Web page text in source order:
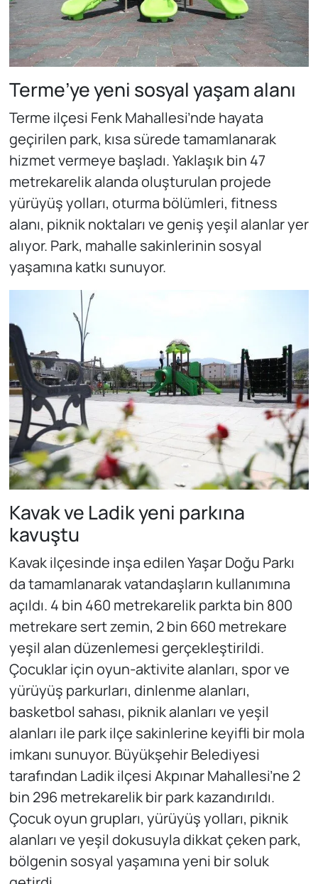
Terme’ye yeni sosyal yaşam alanı
Terme ilçesi Fenk Mahallesi’nde hayata
geçirilen park, kısa sürede tamamlanarak
hizmet vermeye başladı. Yaklaşık bin 47
metrekarelik alanda oluşturulan projede
yürüyüş yolları, oturma bölümleri, fitness
alanı, piknik noktaları ve geniş yeşil alanlar yer
alıyor. Park, mahalle sakinlerinin sosyal
yaşamına katkı sunuyor.
Kavak ve Ladik yeni parkına
kavuştu
Kavak ilçesinde inşa edilen Yaşar Doğu Parkı
da tamamlanarak vatandaşların kullanımına
açıldı. 4 bin 460 metrekarelik parkta bin 800
metrekare sert zemin, 2 bin 660 metrekare
yeşil alan düzenlemesi gerçekleştirildi.
Çocuklar için oyun-aktivite alanları, spor ve
yürüyüş parkurları, dinlenme alanları,
basketbol sahası, piknik alanları ve yeşil
alanları ile park ilçe sakinlerine keyifli bir mola
imkanı sunuyor. Büyükşehir Belediyesi
tarafından Ladik ilçesi Akpınar Mahallesi’ne 2
bin 296 metrekarelik bir park kazandırıldı.
Çocuk oyun grupları, yürüyüş yolları, piknik
alanları ve yeşil dokusuyla dikkat çeken park,
bölgenin sosyal yaşamına yeni bir soluk